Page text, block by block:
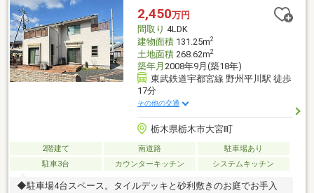
ベニマル栃木平柳店 約830ｍ/車3分〇未掲載物件や、非公開物件
などさらに物件を見たい方は下記リンクよりソルホームHPへお越
しください(^^♪
2,450万円
間取り 4LDK
建物面積131.25m2
土地面積268.62m2
築年月 2008年9月(築18年)
東武鉄道宇都宮線 野州平川駅 徒歩
17分
その他の交通
栃木県栃木市大宮町
2階建て 南道路
駐車場あり
駐車3台
カウンターキッチン システムキッチン
◆駐車場4台スペース。タイルデッキと砂利敷きのお庭でお手入